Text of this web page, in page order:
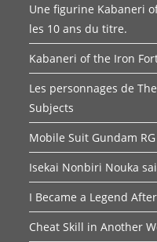
Une figurine Kabaneri
les 10 ans du titre.
Kabaneri of the Iron
Les personnages de
Subjects
Mobile Suit Gundam RG
Isekai Nonbiri Nouka
I Became a Legend
Cheat Skill in Another